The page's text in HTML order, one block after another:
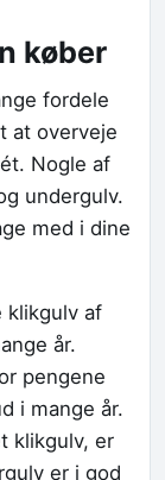
køber
fordele
at overveje
Nogle af
undergulv.
med i dine
klikgulv af
år.
pengene
i mange år.
klikgulv, er
er i god